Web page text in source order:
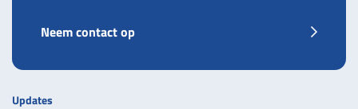
Neem contact op
Updates